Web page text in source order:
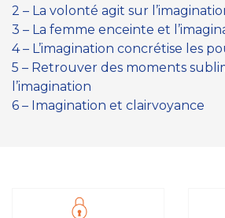
2 – La volonté agit sur
3 – La femme enceinte et
4 – L’imagination concrétise les
5 – Retrouver des moments
l’imagination
6 – Imagination et clairvoyance